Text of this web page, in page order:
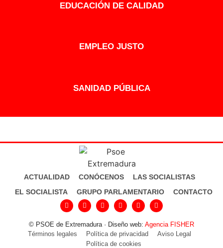
EDUCACIÓN DE CALIDAD
EMPLEO JUSTO
SANIDAD PÚBLICA
ACTUALIDAD CONÓCENOS
LAS SOCIALISTAS
EL SOCIALISTA
GRUPO PARLAMENTARIO CONTACTO
© PSOE de Extremadura · Diseño web: Agencia FISHER
Términos legales
Política de privacidad
Aviso Legal
Política de cookies